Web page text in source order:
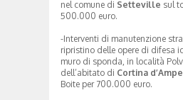
nel comune di Setteville sul
500.000 euro.
-Interventi di manutenzione
ripristino delle opere di difesa
muro di sponda, in località
dell’abitato di Cortina
Boite per 700.000 euro.